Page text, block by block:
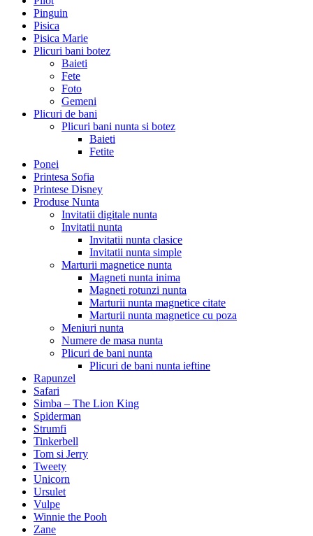
Pinguin
Pisica
Pisica Marie
Plicuri bani botez
Baieti
Fete
Foto
Gemeni
Plicuri de bani
Plicuri bani nunta si botez
Baieti
Fetite
Ponei
Printesa Sofia
Printese Disney
Produse Nunta
Invitatii digitale nunta
Invitatii nunta
Invitatii nunta clasice
Invitatii nunta simple
Marturii magnetice nunta
Magneti nunta inima
Magneti rotunzi nunta
Marturii nunta magnetice citate
Marturii nunta magnetice cu poza
Meniuri nunta
Numere de masa nunta
Plicuri de bani nunta
Plicuri de bani nunta ieftine
Rapunzel
Safari
Simba – The Lion King
Spiderman
Strumfi
Tinkerbell
Tom si Jerry
Tweety
Unicorn
Ursulet
Vulpe
Winnie the Pooh
Zane